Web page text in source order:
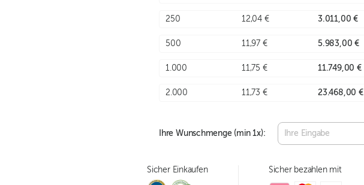
250 12,04 € 3.011,00 €
500 11,97 € 5.983,00 €
1.000 11,75 € 11.749,00 €
2.000 11,73 € 23.468,00 €
Ihre Wunschmenge (min1x):
Sicher Einkaufen Sicher bezahlen mit